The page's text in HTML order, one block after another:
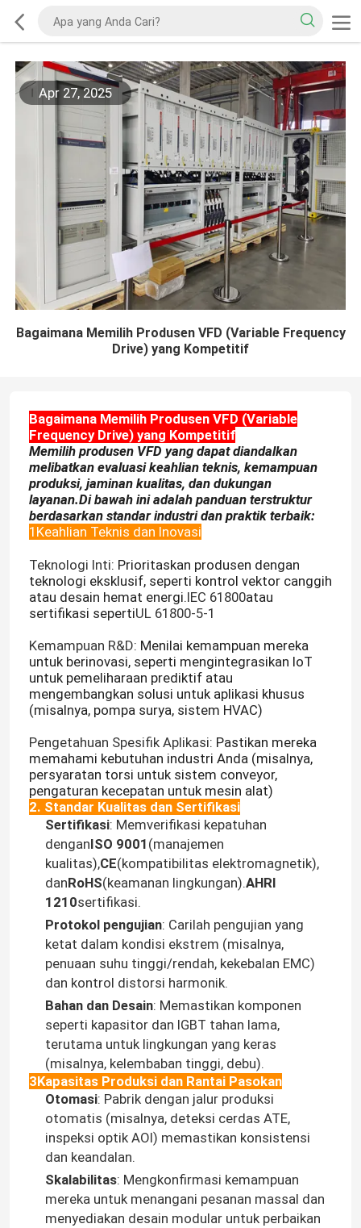
Apr 27, 2025
Bagaimana Memilih Produsen VFD (Variable Frequency
Drive) yang Kompetitif
Bagaimana Memilih Produsen VFD (Variable
Frequency Drive) yang Kompetitif
Memilih produsen VFD yang dapat diandalkan
melibatkan evaluasi keahlian teknis, kemampuan
produksi, jaminan kualitas, dan dukungan
layanan.Di bawah ini adalah panduan terstruktur
berdasarkan standar industri dan praktik terbaik:
1Keahlian Teknis dan Inovasi
Teknologi Inti: Prioritaskan produsen dengan
teknologi eksklusif, seperti kontrol vektor canggih
atau desain hemat energi.IEC 61800atau
sertifikasi sepertiUL 61800-5-1
Kemampuan R&D: Menilai kemampuan mereka
untuk berinovasi, seperti mengintegrasikan IoT
untuk pemeliharaan prediktif atau
mengembangkan solusi untuk aplikasi khusus
(misalnya, pompa surya, sistem HVAC)
Pengetahuan Spesifik Aplikasi: Pastikan mereka
memahami kebutuhan industri Anda (misalnya,
persyaratan torsi untuk sistem conveyor,
pengaturan kecepatan untuk mesin alat)
2. Standar Kualitas dan Sertifikasi
Sertifikasi: Memverifikasi kepatuhan
denganISO 9001 (manajemen
kualitas),CE(kompatibilitas elektromagnetik),
danRoHS(keamanan lingkungan).AHRI
1210sertifikasi.
Protokol pengujian: Carilah pengujian yang
ketat dalam kondisi ekstrem (misalnya,
penuaan suhu tinggi/rendah, kekebalan EMC)
dan kontrol distorsi harmonik.
Bahan dan Desain: Memastikan komponen
seperti kapasitor dan IGBT tahan lama,
terutama untuk lingkungan yang keras
(misalnya, kelembaban tinggi, debu).
3Kapasitas Produksi dan Rantai Pasokan
Otomasi: Pabrik dengan jalur produksi
otomatis (misalnya, deteksi cerdas ATE,
inspeksi optik AOI) memastikan konsistensi
dan keandalan.
Skalabilitas: Mengkonfirmasi kemampuan
mereka untuk menangani pesanan massal dan
menyediakan desain modular untuk perbaikan